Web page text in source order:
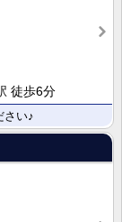
徒歩6分
さい♪